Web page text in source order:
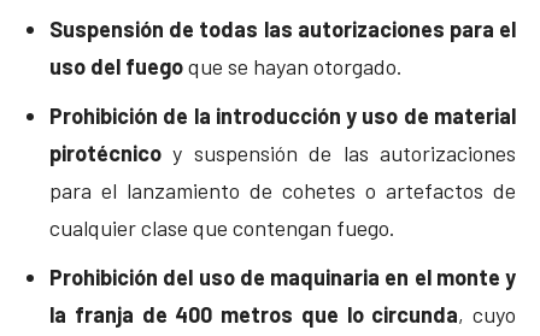
Suspensión de todas las autorizaciones para el
uso del fuegoque se hayan otorgado.
Prohibición de la introducción y uso de material
pirotécnico y suspensión de las autorizaciones
para el lanzamiento de cohetes o artefactos de
cualquier clase que contengan fuego.
Prohibición del uso de maquinaria en el monte y
la franja de 400 metros que lo circunda, cuyo